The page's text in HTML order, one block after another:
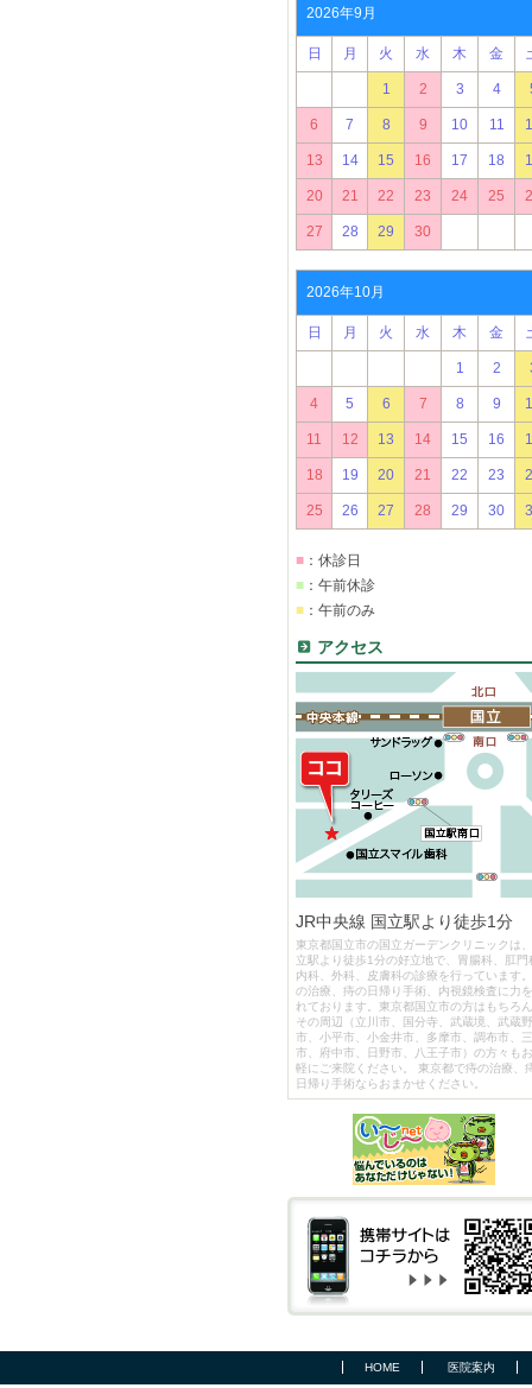
2026年9月
日 月 火 水 木 金
1 2 3 4
6 7 8 9 10 11
13 14 15 16 17 18
20 21 22 23 24 25
27 28 29 30
2026年10月
日 月 火 水 木 金
1 2
4 5 6 7 8 9
11 12 13 14 15 16
18 19 20 21 22 23
25 26 27 28 29 30
■ ：休診日
■ ：午前休診
■ ：午前のみ
アクセス
JR中央線 国立駅より徒歩1分
東京都国立市の国立ガーデンクリニックは
立駅より徒歩1分の好立地で、胃腸科、肛門
内科、外科、皮膚科の診療を行っています
の治療、痔の日帰り手術、内視鏡検査に力を
れております。東京都国立市の方はもちろん
その周辺（立川市、国分寺、武蔵境、武蔵野
市、小平市、小金井市、多摩市、調布市、
市、府中市、日野市、八王子市）の方々も
軽にご来院ください。 東京都で痔の治療、
日帰り手術ならおまかせください。
HOME 医院案内